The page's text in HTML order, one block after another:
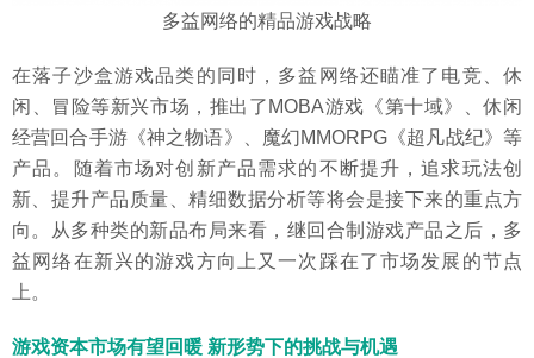
多益网络的精品游戏战略
在落子沙盒游戏品类的同时，多益网络还瞄准了电竞、休
闲、冒险等新兴市场，推出了MOBA游戏《第十域》、休闲
经营回合手游《神之物语》、魔幻MMORPG《超凡战纪》等
产品。随着市场对创新产品需求的不断提升，追求玩法创
新、提升产品质量、精细数据分析等将会是接下来的重点方
向。从多种类的新品布局来看，继回合制游戏产品之后，多
益网络在新兴的游戏方向上又一次踩在了市场发展的节点
上。
游戏资本市场有望回暖 新形势下的挑战与机遇